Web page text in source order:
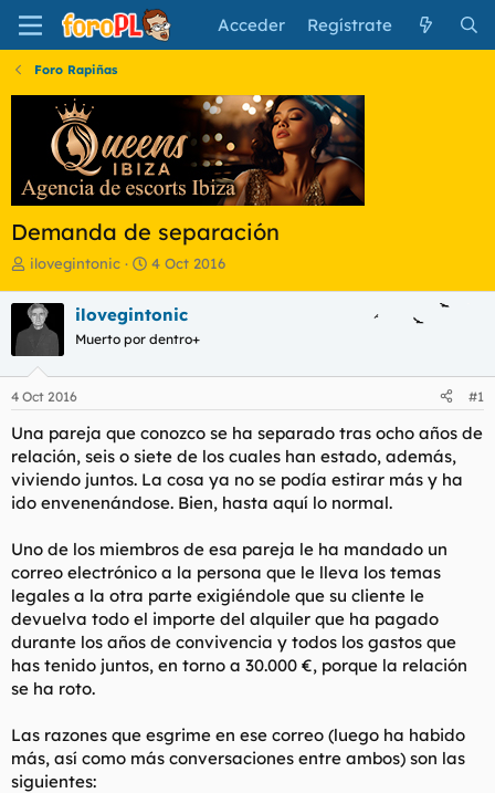
Acceder Regístrate
Foro Rapiñas
Demanda de separación
I
i
c
a
d
o
d
e
l
t
a
ilovegintonic
F
h
a
e
i
c
i
o
4 Oct 2016
ilovegintonic
Muerto por dentro+
4 Oct 2016 #1
Una pareja que conozco se ha separado tras ocho años de
relación, seis o siete de los cuales han estado, además,
viviendo juntos. La cosa ya no se podía estirar más y ha
ido envenenándose. Bien, hasta aquí lo normal.
Uno de los miembros de esa pareja le ha mandado un
correo electrónico a la persona que le lleva los temas
legales a la otra parte exigiéndole que su cliente le
devuelva todo el importe del alquiler que ha pagado
durante los años de convivencia y todos los gastos que
has tenido juntos, en torno a 30.000 €, porque la relación
se ha roto.
Las razones que esgrime en ese correo (luego ha habido
más, así como más conversaciones entre ambos) son las
siguientes: